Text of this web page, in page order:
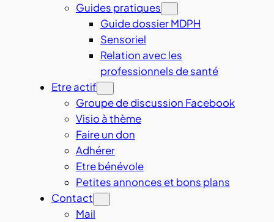
Guides pratiques
Guide dossier MDPH
Sensoriel
Relation avec les
professionnels de santé
Etre actif
Groupe de discussion Facebook
Visio à thème
Faire un don
Adhérer
Etre bénévole
Petites annonces et bons plans
Contact
Mail